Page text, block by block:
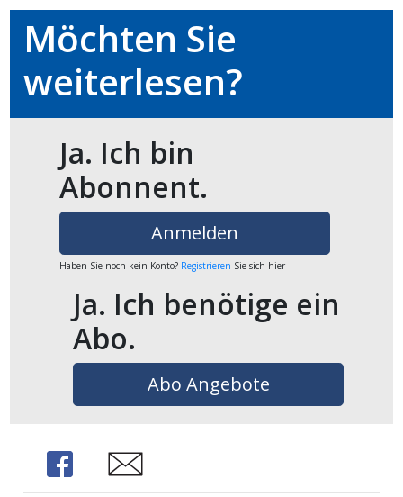
Möchten Sie
weiterlesen?
Ja. Ich bin
Abonnent.
Anmelden
Haben Sie noch kein Konto? Registrieren Sie sich hier
Ja. Ich benötige ein
Abo.
Abo Angebote
Share Share